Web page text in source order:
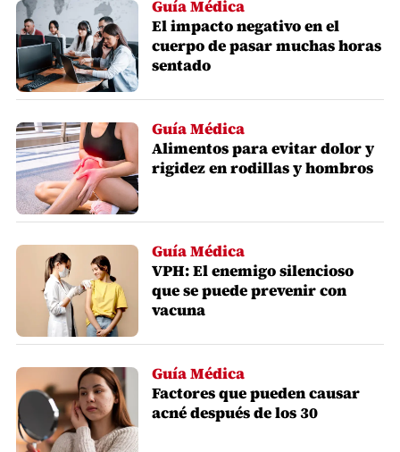
Guía Médica
El impacto negativo en el
cuerpo de pasar muchas horas
sentado
Guía Médica
Alimentos para evitar dolor y
rigidez en rodillas y hombros
Guía Médica
VPH: El enemigo silencioso
que se puede prevenir con
vacuna
Guía Médica
Factores que pueden causar
acné después de los 30